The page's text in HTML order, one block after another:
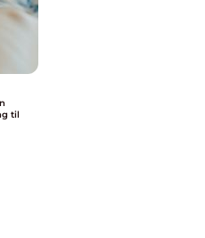
til